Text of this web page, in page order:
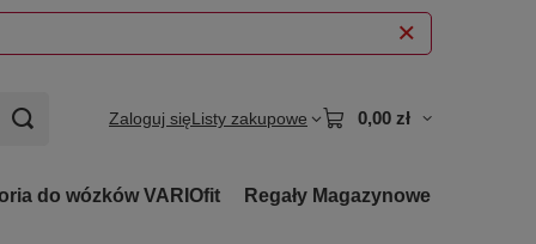
Zaloguj sięListy zakupowe 0,00 zł
do wózków VARIOfit Regały Magazynowe